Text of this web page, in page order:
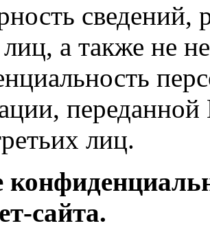
а также не
переданной
лиц.
сайта.